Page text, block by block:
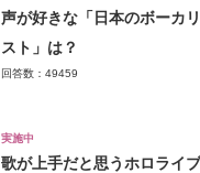
声が好きな「日本のボーカリ
スト」は？
回答数：49459
実施中
歌が上手だと思うホロライブ